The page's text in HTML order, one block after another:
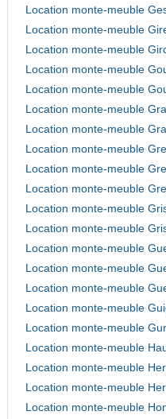
Location monte-meuble
Location monte-meuble
Location monte-meuble
Location monte-meuble
Location monte-meuble
Location monte-meuble
Location monte-meuble
Location monte-meuble
Location monte-meuble
Location monte-meuble
Location monte-meuble
Location monte-meuble
Location monte-meuble
Location monte-meuble
Location monte-meuble
Location monte-meuble
Location monte-meuble
Location monte-meuble
Location monte-meuble
Location monte-meuble
Location monte-meuble